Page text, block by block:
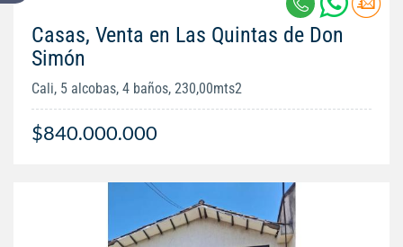
Casas, Venta en Las Quintas de Don
Simón
Cali, 5 alcobas, 4 baños, 230,00mts2
$840.000.000